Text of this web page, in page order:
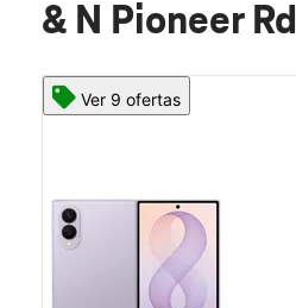
& N Pioneer Rd
Ver 9 ofertas